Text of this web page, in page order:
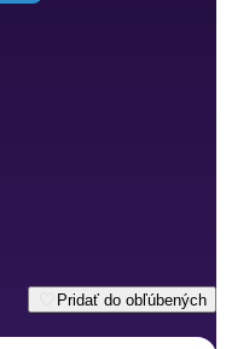
Pridať do obľúbených